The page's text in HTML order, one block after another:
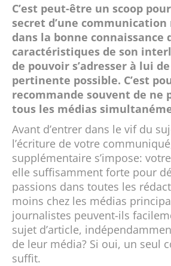
C’est peut-être un scoop
secret d’une communication
dans la bonne connaissance
caractéristiques de son
de pouvoir s’adresser à lui
pertinente possible. C’est
recommande souvent de ne
tous les médias
Avant d’entrer dans le vif du
l’écriture de votre
supplémentaire s’impose:
elle suffisamment forte pour
passions dans toutes les
moins chez les médias
journalistes peuvent-ils
sujet d’article,
de leur média? Si oui, un seul
suffit.